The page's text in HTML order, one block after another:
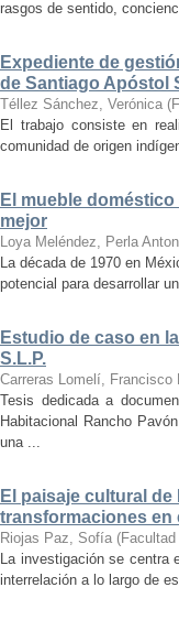
rasgos de sentido,
Expediente de
de Santiago Apóstol
Téllez Sánchez, Verónica (
El trabajo consiste en
comunidad de origen
El mueble
mejor
Loya Meléndez, Perla
La década de 1970 en
potencial para desarrollar
Estudio de caso en
S.L.P.
Carreras Lomelí, Francisco
Tesis dedicada a
Habitacional Rancho
una ...
El paisaje cultural
transformaciones en
Riojas Paz, Sofía (
La investigación se centra
interrelación a lo largo de